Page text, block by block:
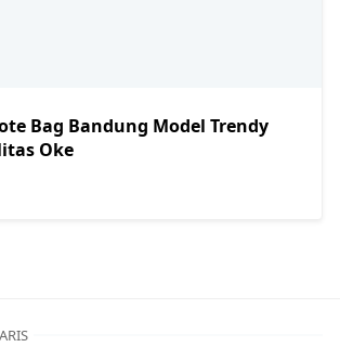
Bag Bandung Model Trendy
Oke